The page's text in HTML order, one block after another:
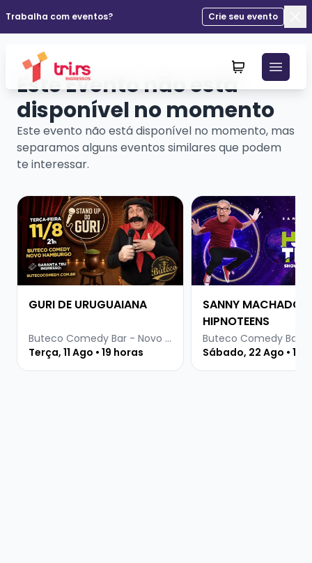
Trabalha com eventos?
Crie seu evento
Este Evento não está
disponível no momento
Este evento não está disponível no momento, mas
separamos alguns eventos similares que podem
te interessar.
Veja mais sobre GURI DE URUGUAIANA
GURI DE URUGUAIANA
Buteco Comedy Bar - Novo Hamburgo
Terça, 11 Ago • 19 horas
Veja mais sobre
SANNY MACHADO -
HIPNOTEENS
Sábado, 22 Ago • 19